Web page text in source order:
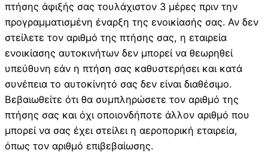
πτήσης άφιξής σας τουλάχιστον 3 μέρες πριν την
προγραμματισμένη έναρξη της ενοικίασής σας. Αν δεν
στείλετε τον αριθμό της πτήσης σας, η εταιρεία
ενοικίασης αυτοκινήτων δεν μπορεί να θεωρηθεί
υπεύθυνη εάν η πτήση σας καθυστερήσει και κατά
συνέπεια το αυτοκίνητό σας δεν είναι διαθέσιμο.
Βεβαιωθείτε ότι θα συμπληρώσετε τον αριθμό της
πτήσης σας και όχι οποιονδήποτε άλλον αριθμό που
μπορεί να σας έχει στείλει η αεροπορική εταιρεία,
όπως τον αριθμό επιβεβαίωσης.